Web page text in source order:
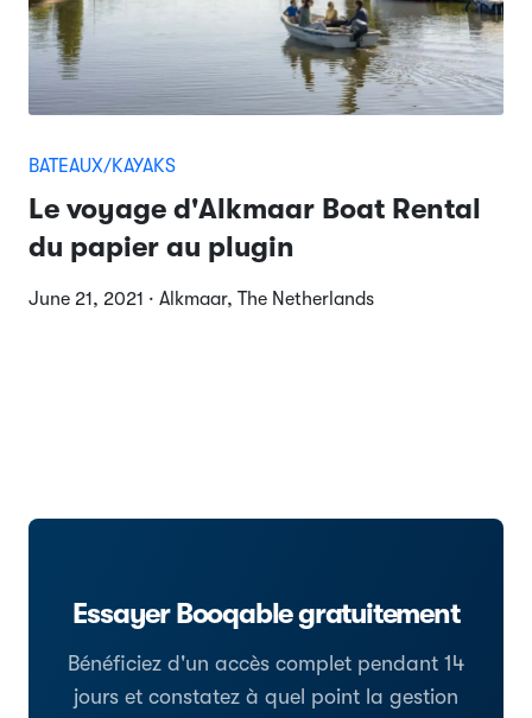
BATEAUX/KAYAKS
Le voyage d'Alkmaar Boat Rental
du papier au plugin
June 21, 2021 · Alkmaar, The Netherlands
Essayer Booqable gratuitement
Bénéficiez d'un accès complet pendant 14
jours et constatez à quel point la gestion